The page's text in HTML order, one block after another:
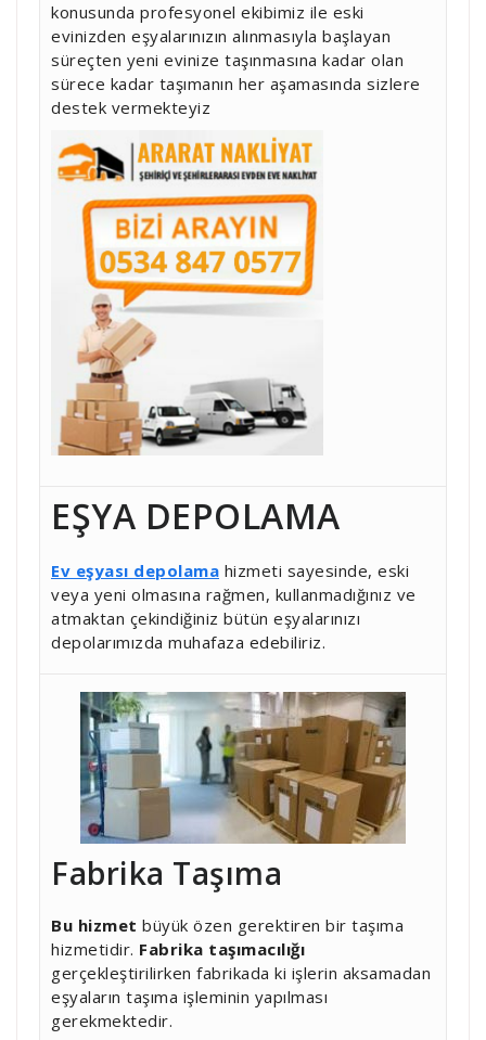
konusunda profesyonel ekibimiz ile eski
evinizden eşyalarınızın alınmasıyla başlayan
süreçten yeni evinize taşınmasına kadar olan
sürece kadar taşımanın her aşamasında sizlere
destek vermekteyiz
EŞYA DEPOLAMA
Ev eşyası depolama hizmeti sayesinde, eski
veya yeni olmasına rağmen, kullanmadığınız ve
atmaktan çekindiğiniz bütün eşyalarınızı
depolarımızda muhafaza edebiliriz.
Fabrika Taşıma
Bu hizmet büyük özen gerektiren bir taşıma
hizmetidir. Fabrika taşımacılığı
gerçekleştirilirken fabrikada ki işlerin aksamadan
eşyaların taşıma işleminin yapılması
gerekmektedir.